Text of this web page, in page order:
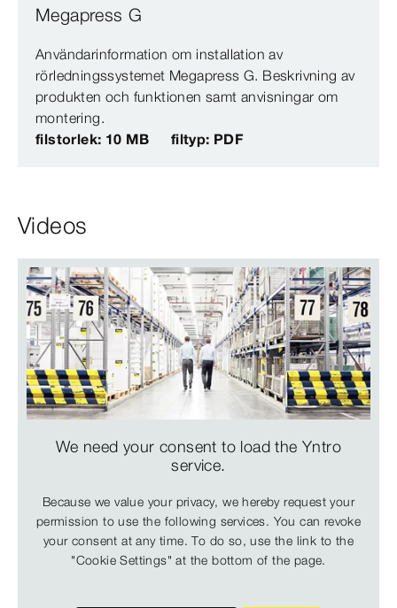
Megapress G
Användarinformation om installation av
rörledningssystemet Megapress G. Beskrivning av
produkten och funktionen samt anvisningar om
montering.
filstorlek: 10 MB
filtyp: PDF
Videos
We need your consent to load the Yntro
service.
Because we value your privacy, we hereby request your
permission to use the following services. You can revoke
your consent at any time. To do so, use the link to the
"Cookie Settings" at the bottom of the page.